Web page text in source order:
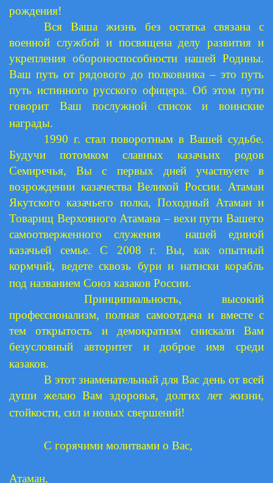
рождения!
Вся Ваша жизнь без остатка связана с
военной службой и посвящена делу развития и
укрепления обороноспособности нашей Родины.
Ваш путь от рядового до полковника – это путь
путь истинного русского офицера. Об этом пути
говорит Ваш послужной список и воинские
награды.
1990 г. стал поворотным в Вашей судьбе.
Будучи потомком славных казачьих родов
Семиречья, Вы с первых дней участвуете в
возрождении казачества Великой России. Атаман
Якутского казачьего полка, Походный Атаман и
Товарищ Верховного Атамана – вехи пути Вашего
самоотверженного служения нашей единой
казачьей семье. С 2008 г. Вы, как опытный
кормчий, ведете сквозь бури и натиски корабль
под названием Союз казаков России.
Принципиальность, высокий
профессионализм, полная самоотдача и вместе с
тем открытость и демократизм снискали Вам
безусловный авторитет и доброе имя среди
казаков.
В этот знаменательный для Вас день от всей
души желаю Вам здоровья, долгих лет жизни,
стойкости, сил и новых свершений!
С горячими молитвами о Вас,
Атаман,